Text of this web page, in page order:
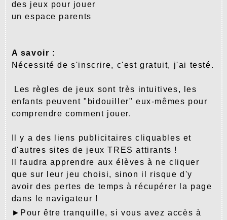
des jeux pour jouer
un espace parents
A savoir :
Nécessité de s'inscrire, c'est gratuit, j'ai testé.
Les règles de jeux sont très intuitives, les
enfants peuvent "bidouiller" eux-mêmes pour
comprendre comment jouer.
Il y a des liens publicitaires cliquables et
d'autres sites de jeux TRES attirants !
Il faudra apprendre aux élèves à ne cliquer
que sur leur jeu choisi, sinon il risque d'y
avoir des pertes de temps à récupérer la page
dans le navigateur !
►Pour être tranquille, si vous avez accès à